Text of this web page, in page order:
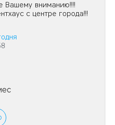
Вашему вниманию!!!!
с центре города!!!